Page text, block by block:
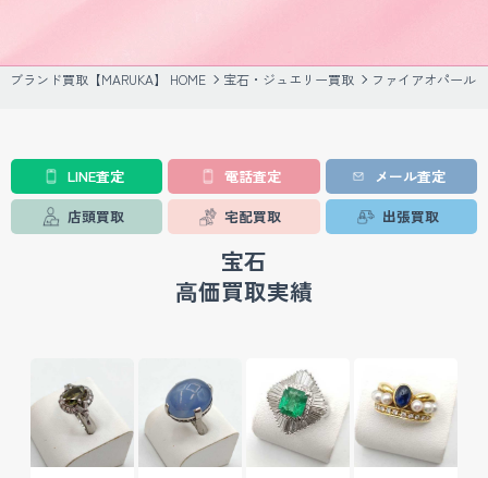
ブランド買取【MARUKA】 HOME 宝石・ジュエリー買取 ファイアオパール
LINE査定 電話査定
メール査定
店頭買取
宅配買取 出張買取
宝石
高価買取実績